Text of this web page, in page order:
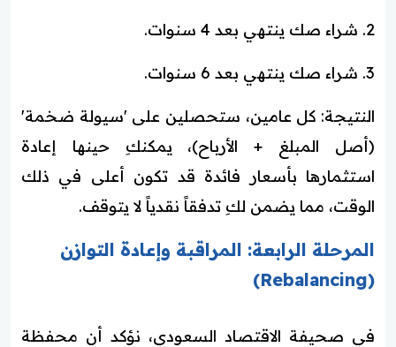
2. شراء صك ينتهي بعد 4 سنوات.
3. شراء صك ينتهي بعد 6 سنوات.
النتيجة: كل عامين، ستحصلين على 'سيولة ضخمة'
(أصل المبلغ + الأرباح)، يمكنكِ حينها إعادة
استثمارها بأسعار فائدة قد تكون أعلى في ذلك
الوقت، مما يضمن لكِ تدفقاً نقدياً لا يتوقف.
المرحلة الرابعة: المراقبة وإعادة التوازن
(Rebalancing)
في صحيفة الاقتصاد السعودي، نؤكد أن محفظة